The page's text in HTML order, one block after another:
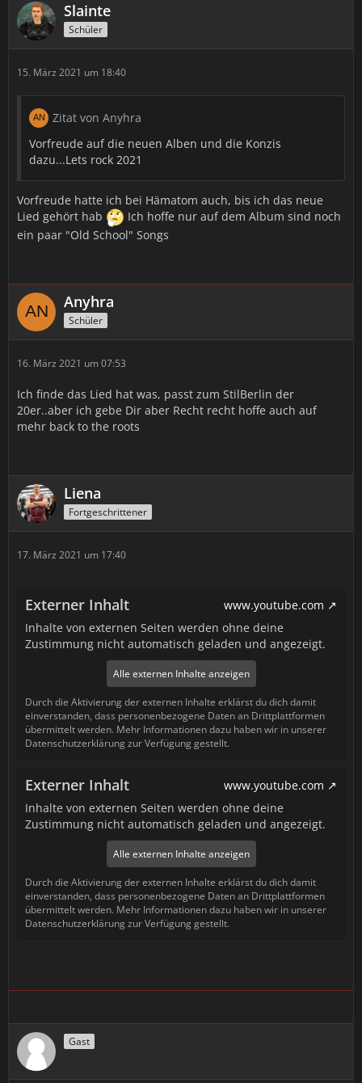
Slainte
Schüler
15. März 2021 um 18:40
Zitat von Anyhra
Vorfreude auf die neuen Alben und die Konzis
dazu...Lets rock 2021
Vorfreude hatte ich bei Hämatom auch, bis ich das neue
Lied gehört hab
Ich hoffe nur auf dem Album sind noch
ein paar "Old School" Songs
Anyhra
Schüler
16. März 2021 um 07:53
Ich finde das Lied hat was, passt zum StilBerlin der
20er..aber ich gebe Dir aber Recht recht hoffe auch auf
mehr back to the roots
Liena
Fortgeschrittener
17. März 2021 um 17:40
Externer Inhalt
www.youtube.com
Inhalte von externen Seiten werden ohne deine
Zustimmung nicht automatisch geladen und angezeigt.
Alle externen Inhalte anzeigen
Durch die Aktivierung der externen Inhalte erklärst du dich damit
einverstanden, dass personenbezogene Daten an Drittplattformen
übermittelt werden. Mehr Informationen dazu haben wir in unserer
Datenschutzerklärung zur Verfügung gestellt.
Externer Inhalt
www.youtube.com
Inhalte von externen Seiten werden ohne deine
Zustimmung nicht automatisch geladen und angezeigt.
Alle externen Inhalte anzeigen
Durch die Aktivierung der externen Inhalte erklärst du dich damit
einverstanden, dass personenbezogene Daten an Drittplattformen
übermittelt werden. Mehr Informationen dazu haben wir in unserer
Datenschutzerklärung zur Verfügung gestellt.
Gast